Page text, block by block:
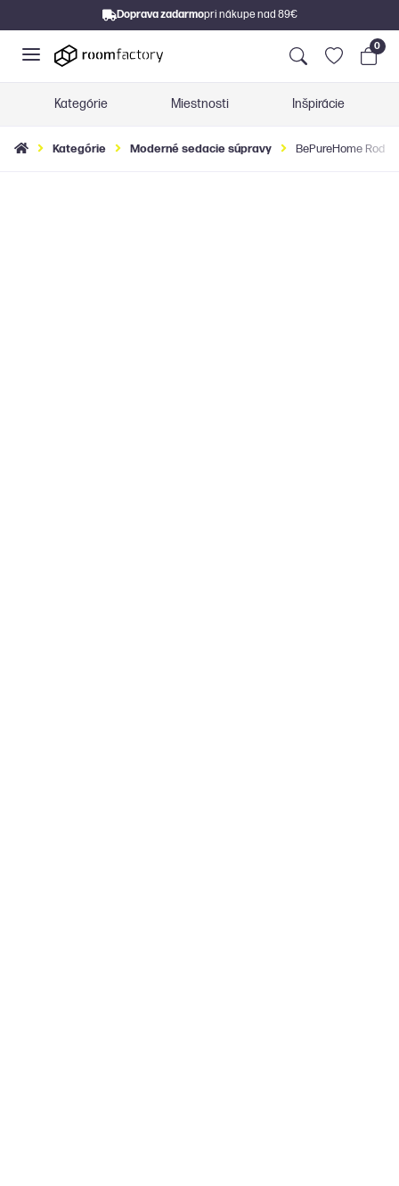
Doprava zadarmopri nákupe nad 89€
0
Kategórie Miestnosti Inšpirácie
Kategórie Moderné sedacie súpravy BePureHome